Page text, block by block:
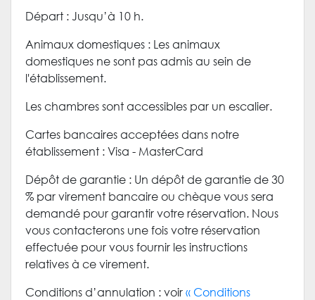
Départ : Jusqu’à 10 h.
Animaux domestiques : Les animaux
domestiques ne sont pas admis au sein de
l'établissement.
Les chambres sont accessibles par un escalier.
Cartes bancaires acceptées dans notre
établissement : Visa - MasterCard
Dépôt de garantie : Un dépôt de garantie de 30
% par virement bancaire ou chèque vous sera
demandé pour garantir votre réservation. Nous
vous contacterons une fois votre réservation
effectuée pour vous fournir les instructions
relatives à ce virement.
Conditions d’annulation : voir« Conditions